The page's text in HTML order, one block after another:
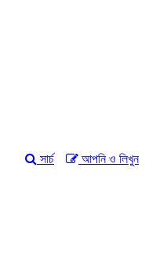
আপনি ও লিখুন
সার্চ